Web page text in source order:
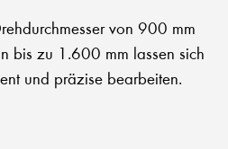
von 900 mm
bis zu 1.600 mm lassen sich
und präzise bearbeiten.